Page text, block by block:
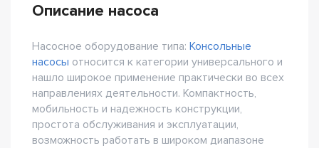
Описание насоса
Насосное оборудование типа: Консольные
насосы относится к категории универсального и
нашло широкое применение практически во всех
направлениях деятельности. Компактность,
мобильность и надежность конструкции,
простота обслуживания и эксплуатации,
возможность работать в широком диапазоне